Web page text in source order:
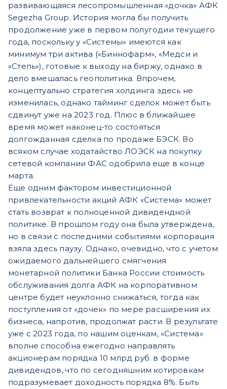
развивающаяся лесопромышленная «дочка» АФК
Segezha Group. История могла бы получить
продолжение уже в первом полугодии текущего
года, поскольку у «Системы» имеются как
минимум три актива («Биннофарм», «Медси и
«Степь»), готовые к выходу на биржу, однако в
дело вмешалась геополитика. Впрочем,
концептуально стратегия холдинга здесь не
изменилась, однако тайминг сделок может быть
сдвинут уже на 2023 год. Плюс в ближайшее
время может наконец-то состояться
долгожданная сделка по продаже БЭСК. Во
всяком случае ходатайство ЛОЭСК на покупку
сетевой компании ФАС одобрила еще в конце
марта.
Еще одним фактором инвестиционной
привлекательности акций АФК «Система» может
стать возврат к полноценной дивидендной
политике. В прошлом году она была утверждена,
но в связи с последними событиями корпорация
взяла здесь паузу. Однако, очевидно, что с учетом
ожидаемого дальнейшего смягчения
монетарной политики Банка России стоимость
обслуживания долга АФК на корпоративном
центре будет неуклонно снижаться, тогда как
поступления от «дочек» по мере расширения их
бизнеса, напротив, продолжат расти. В результате
уже с 2023 года, по нашим оценкам, «Система»
вполне способна ежегодно направлять
акционерам порядка 10 млрд руб. в форме
дивидендов, что по сегодняшним котировкам
подразумевает доходность порядка 8%. Быть